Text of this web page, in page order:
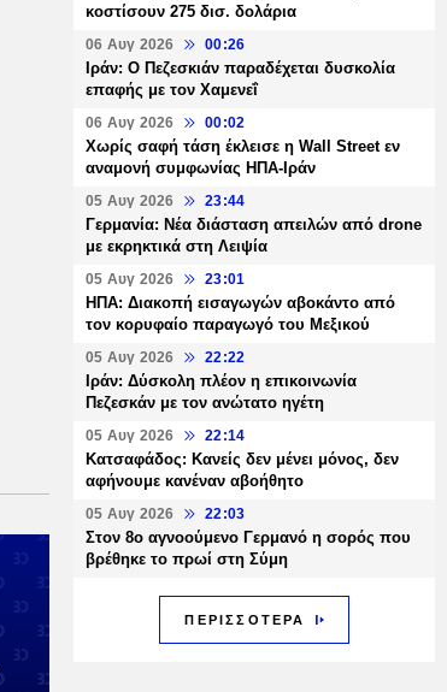
κοστίσουν 275 δισ. δολάρια
06 Αυγ 2026 00:26
Ιράν: Ο Πεζεσκιάν παραδέχεται δυσκολία
επαφής με τον Χαμενεΐ
06 Αυγ 2026 00:02
Χωρίς σαφή τάση έκλεισε η Wall Street εν
αναμονή συμφωνίας ΗΠΑ-Ιράν
05 Αυγ 2026 23:44
Γερμανία: Νέα διάσταση απειλών από drone
με εκρηκτικά στη Λειψία
05 Αυγ 2026 23:01
ΗΠΑ: Διακοπή εισαγωγών αβοκάντο από
τον κορυφαίο παραγωγό του Μεξικού
05 Αυγ 2026 22:22
Ιράν: Δύσκολη πλέον η επικοινωνία
Πεζεσκάν με τον ανώτατο ηγέτη
05 Αυγ 2026 22:14
Κατσαφάδος: Κανείς δεν μένει μόνος, δεν
αφήνουμε κανέναν αβοήθητο
05 Αυγ 2026 22:03
Στον 8ο αγνοούμενο Γερμανό η σορός που
βρέθηκε το πρωί στη Σύμη
ΠΕΡΙΣΣΟΤΕΡΑ